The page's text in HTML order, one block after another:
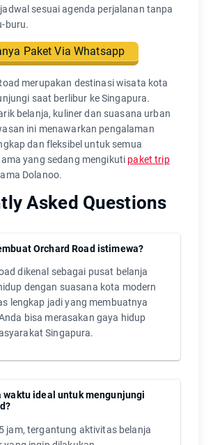
sesuai agenda perjalanan tanpa
buru.
Paket Via Whatsapp
merupakan destinasi wisata kota
saat berlibur ke Singapura.
belanja, kuliner dan suasana urban
ini menawarkan pengalaman
dan fleksibel untuk semua
yang sedang mengikuti paket trip
Dolanoo.
Asked Questions
Orchard Road istimewa?
dikenal sebagai pusat belanja
dengan suasana kota modern
lengkap jadi yang membuatnya
bisa merasakan gaya hidup
Singapura.
waktu ideal untuk mengunjungi
jam, tergantung aktivitas belanja